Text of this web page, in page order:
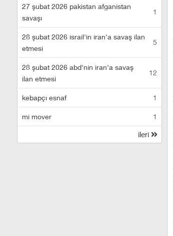
27 şubat 2026 pakistan afganistan
savaşı
1
28 şubat 2026 israil'in iran'a savaş ilan
etmesi
5
28 şubat 2026 abd'nin iran'a savaş
ilan etmesi
12
kebapçı esnaf 1
mi mover 1
ileri